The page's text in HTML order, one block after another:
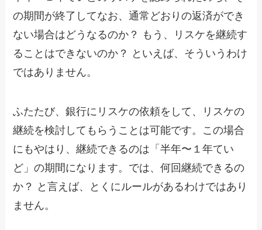
の期間が終了してなお、通常どおりの返済ができ
ない場合はどうなるのか？ もう、リスケを継続す
ることはできないのか？ といえば、そういうわけ
ではありません。
ふたたび、銀行にリスケの依頼をして、リスケの
継続を検討してもらうことは可能です。この場合
にもやはり、継続できるのは「半年〜１年てい
ど」の期間になります。では、何回継続できるの
か？ と言えば、とくにルールがあるわけではあり
ません。